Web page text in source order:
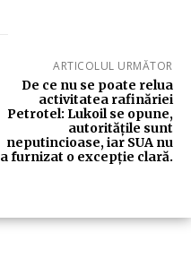
ARTICOLUL URMĂTOR
De ce nu se poate relua
activitatea rafinăriei
Petrotel: Lukoil se opune,
autoritățile sunt
neputincioase, iar SUA nu
a furnizat o excepție clară.